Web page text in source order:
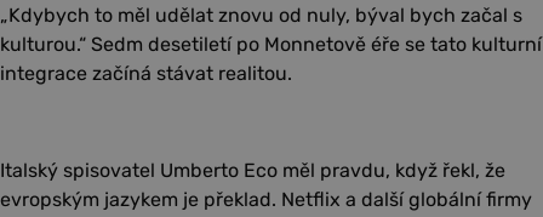
„Kdybych to měl udělat znovu od nuly, býval bych začal s
kulturou.“ Sedm desetiletí po Monnetově éře se tato kulturní
integrace začíná stávat realitou.
Italský spisovatel Umberto Eco měl pravdu, když řekl, že
evropským jazykem je překlad. Netflix a další globální firmy